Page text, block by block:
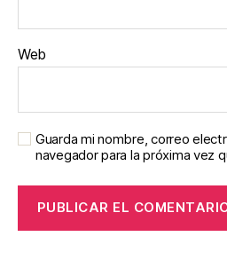
Web
Guarda mi nombre, correo
navegador para la próxima vez